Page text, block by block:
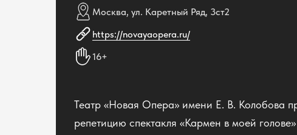
Москва, ул. Каретный Ряд, 3ст2
https://novayaopera.ru/
16+
Театр «Новая Опера» имени Е. В. Колобова
репетицию спектакля «Кармен в моей